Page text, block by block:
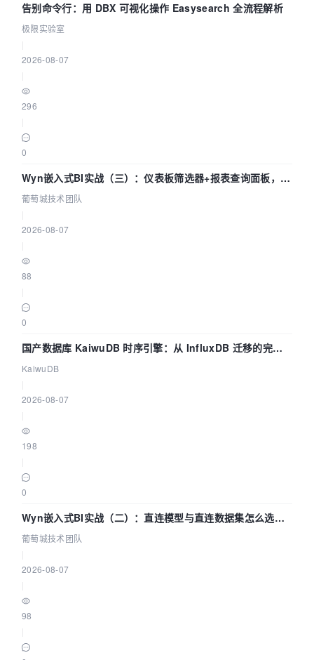
告别命令行：用 DBX 可视化操作 Easysearch 全流程解析
极限实验室
2026-08-07
296
0
Wyn嵌入式BI实战（三）：仪表板筛选器+报表查询面板，参
数联动全闭环
葡萄城技术团队
2026-08-07
88
0
国产数据库 KaiwuDB 时序引擎：从 InfluxDB 迁移的完整
技术路径
KaiwuDB
2026-08-07
198
0
Wyn嵌入式BI实战（二）：直连模型与直连数据集怎么选，
参数为什么不生效？| 葡萄城技术团队
葡萄城技术团队
2026-08-07
98